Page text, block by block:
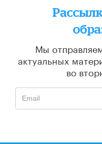
Мы
актуальных
во